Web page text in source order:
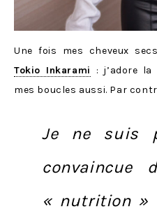
Une fois mes cheveux
Tokio Inkarami
: j’adore
mes boucles aussi. Par
Je ne suis
convaincue
« nutrition »